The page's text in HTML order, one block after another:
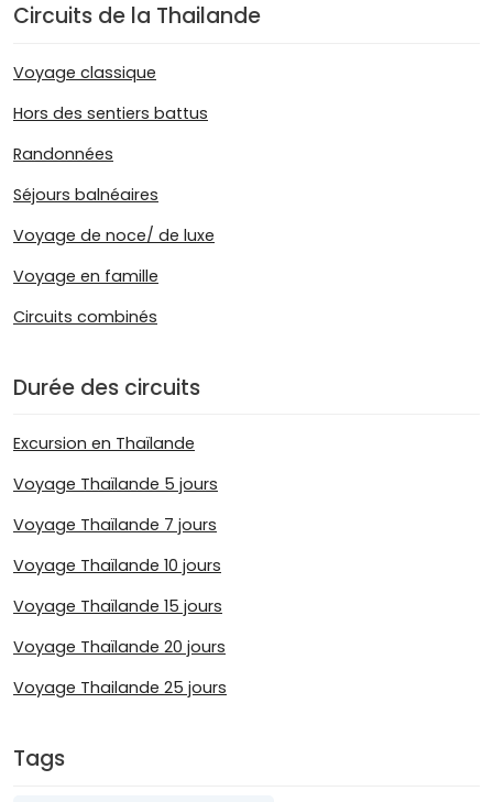
Circuits de la Thailande
Voyage classique
Hors des sentiers battus
Randonnées
Séjours balnéaires
Voyage de noce/ de luxe
Voyage en famille
Circuits combinés
Durée des circuits
Excursion en Thaïlande
Voyage Thaïlande 5 jours
Voyage Thaïlande 7 jours
Voyage Thaïlande 10 jours
Voyage Thaïlande 15 jours
Voyage Thaïlande 20 jours
Voyage Thailande 25 jours
Tags